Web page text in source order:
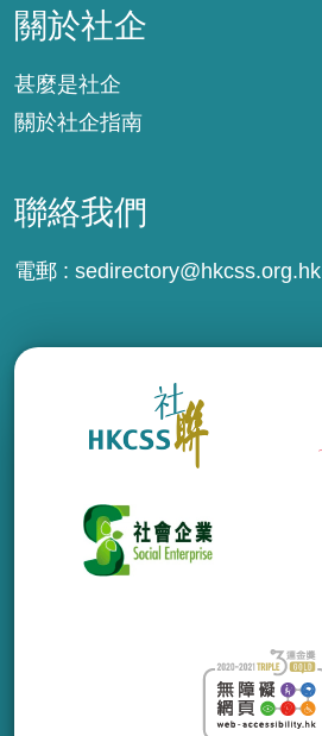
關於社企
甚麼是社企
關於社企指南
聯絡我們
電郵 : sedirectory@hkcss.org.hk